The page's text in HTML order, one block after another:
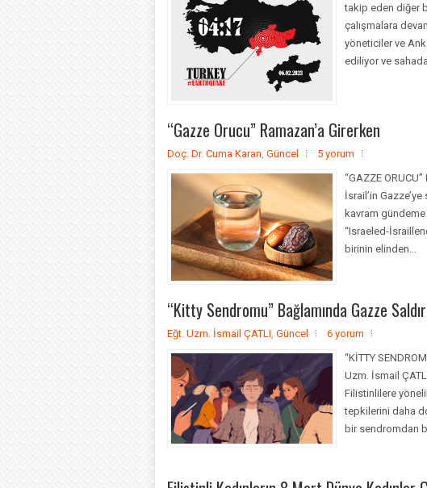
takip eden diğer
çalışmalara
yöneticiler ve
ediliyor ve
“Gazze Orucu” Ramazan’a Girerken
Doç. Dr. Cuma Karan Güncel
5 yorum
“GAZZE
İsrail’in
kavram gündeme
“Israeled-
birinin elinden...
“Kitty Sendromu” Bağlamında Gazze
Eğt. Uzm. İsmail ÇATLI, Güncel
6 yorum
“KİTTY
Uzm. İsmail
Filistinlilere
tepkilerini daha
bir sendromdan